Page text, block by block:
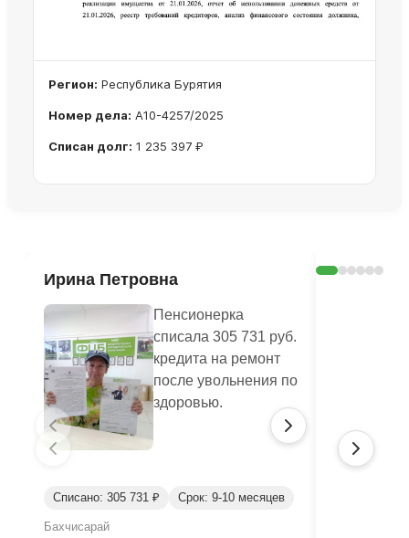
Регион: Республика Бурятия
Номер дела: А10-4257/2025
Списан долг: 1 235 397 ₽
Ирина Петровна
Пенсионерка
списала 305 731 руб.
кредита на ремонт
после увольнения по
здоровью.
Списано: 305 731 ₽ Срок: 9-10 месяцев
Бахчисарай